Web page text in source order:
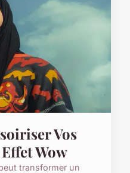
Vos
Wow
transformer un